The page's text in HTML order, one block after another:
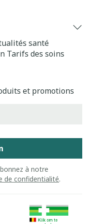
santé
Tarifs des soins
et promotions
à notre
de confidentialité.